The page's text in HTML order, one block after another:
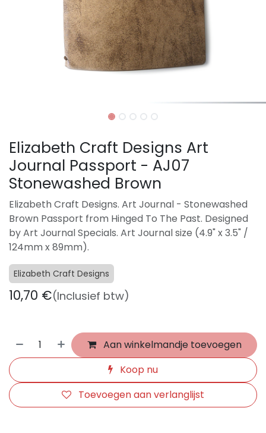
Elizabeth Craft Designs Art
Journal Passport - AJ07
Stonewashed Brown
Elizabeth Craft Designs. Art Journal - Stonewashed
Brown Passport from Hinged To The Past. Designed
by Art Journal Specials. Art Journal size (4.9" x 3.5" /
124mm x 89mm).
Elizabeth Craft Designs
10,70 €(Inclusief btw)
Aan winkelmandje toevoegen
Koop nu
Toevoegen aan verlanglijst